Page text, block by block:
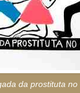
da prostituta no